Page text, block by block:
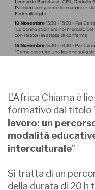
L’Africa Chiama è
formativo dal titolo
lavoro: un
modalità
interculturale”
Si tratta di un
della durata di 20 h